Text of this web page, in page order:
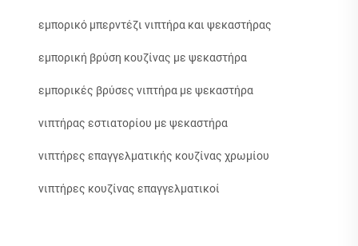
εμπορικό μπερντέζι νιπτήρα και ψεκαστήρας
εμπορική βρύση κουζίνας με ψεκαστήρα
εμπορικές βρύσες νιπτήρα με ψεκαστήρα
νιπτήρας εστιατορίου με ψεκαστήρα
νιπτήρες επαγγελματικής κουζίνας χρωμίου
νιπτήρες κουζίνας επαγγελματικοί